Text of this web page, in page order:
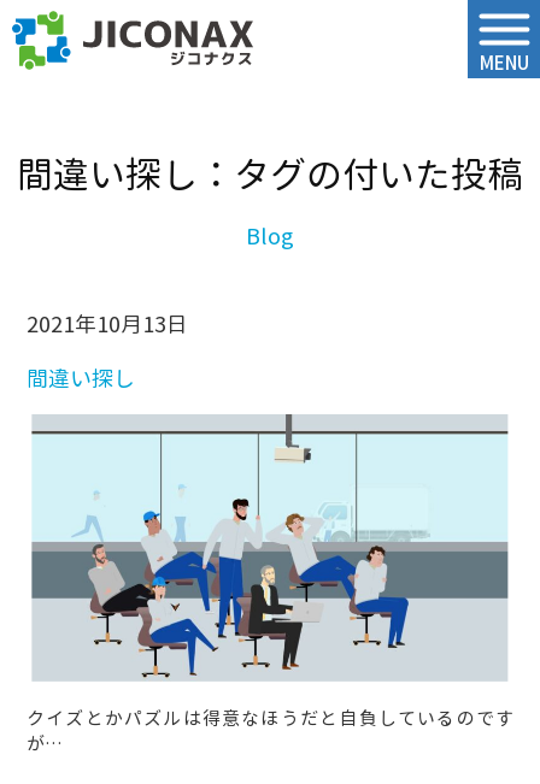
MENU
間違い探し：タグの付いた投稿
2021年10月13日
間違い探し
クイズとかパズルは得意なほうだと自負しているのです
が…